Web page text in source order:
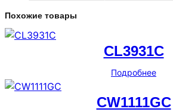
Похожие товары
CL3931C
Подробнее
CW1111GC